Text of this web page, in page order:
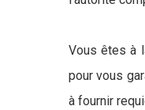
Vous êtes à
pour vous
à fournir